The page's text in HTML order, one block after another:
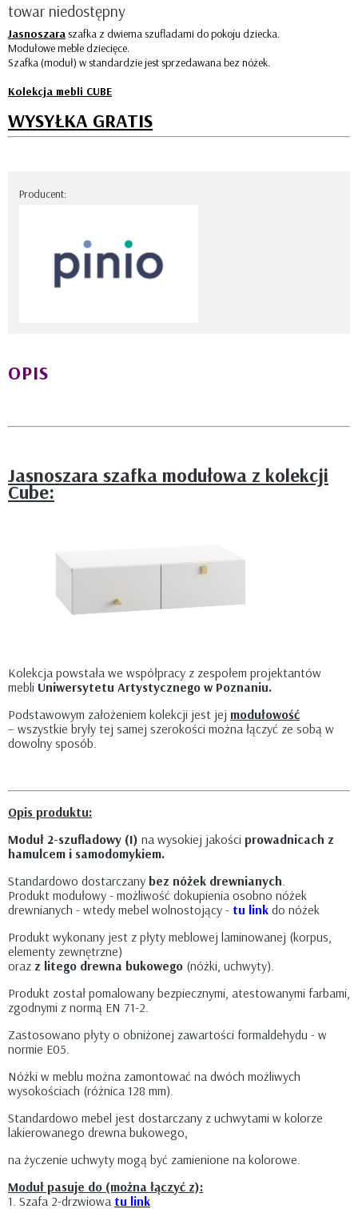
towar niedostępny
Jasnoszaraszafka z dwiema szufladami do pokoju dziecka.
Modułowe meble dziecięce.
Szafka (moduł) w standardzie jest sprzedawana bez nóżek.
Kolekcja mebli CUBE
WYSYŁKA GRATIS
Producent:
OPIS
Jasnoszara szafka modułowa z kolekcji
Cube:
Kolekcja powstała we współpracy z zespołem projektantów
mebli Uniwersytetu Artystycznego w Poznaniu.
Podstawowym założeniem kolekcji jest jej modułowość
– wszystkie bryły tej samej szerokości można łączyć ze sobą w
dowolny sposób.
Opis produktu:
Moduł 2-szufladowy (I) na wysokiej jakości prowadnicach z
hamulcem i samodomykiem.
Standardowo dostarczany bez nóżek drewnianych
Produkt modułowy - możliwość dokupienia osobno nóżek
drewnianych - wtedy mebel wolnostojący - tu link do nóżek
Produkt wykonany jest z płyty meblowej laminowanej (korpus,
elementy zewnętrzne)
oraz z litego drewna bukowego (nóżki, uchwyty).
Produkt został pomalowany bezpiecznymi, atestowanymi farbami,
zgodnymi z normą EN 71-2.
Zastosowano płyty o obniżonej zawartości formaldehydu - w
normie E05.
Nóżki w meblu można zamontować na dwóch możliwych
wysokościach (różnica 128 mm).
Standardowo mebel jest dostarczany z uchwytami w kolorze
lakierowanego drewna bukowego,
na życzenie uchwyty mogą być zamienione na kolorowe.
Moduł pasuje do (można łączyć z):
1. Szafa 2-drzwiowa tu link